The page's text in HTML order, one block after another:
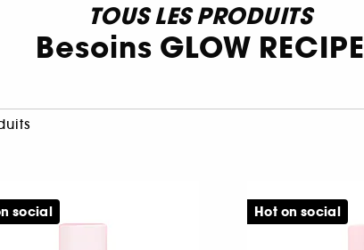
TOUS LES PRODUITS
Besoins GLOW RECIPE
social Hot on social